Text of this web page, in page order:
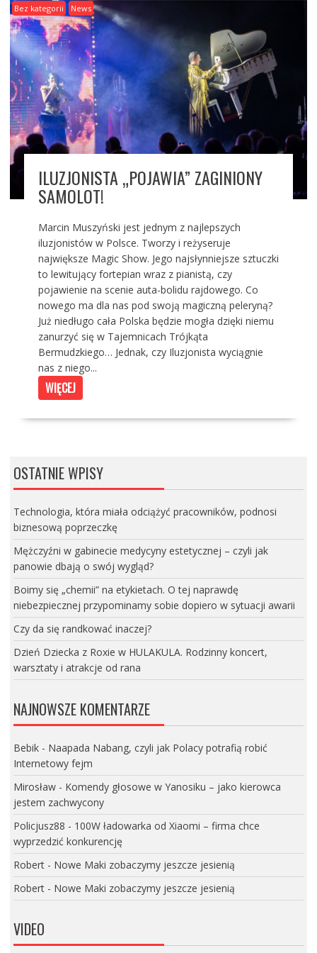
Bez kategorii News
ILUZJONISTA „POJAWIA” ZAGINIONY
SAMOLOT!
Marcin Muszyński jest jednym z najlepszych
iluzjonistów w Polsce. Tworzy i reżyseruje
największe Magic Show. Jego najsłynniejsze sztuczki
to lewitujący fortepian wraz z pianistą, czy
pojawienie na scenie auta-bolidu rajdowego. Co
nowego ma dla nas pod swoją magiczną peleryną?
Już niedługo cała Polska będzie mogła dzięki niemu
zanurzyć się w Tajemnicach Trójkąta
Bermudzkiego… Jednak, czy Iluzjonista wyciągnie
nas z niego...
WIĘCEJ
OSTATNIE WPISY
Technologia, która miała odciążyć pracowników, podnosi
biznesową poprzeczkę
Mężczyźni w gabinecie medycyny estetycznej – czyli jak
panowie dbają o swój wygląd?
Boimy się „chemii” na etykietach. O tej naprawdę
niebezpiecznej przypominamy sobie dopiero w sytuacji awarii
Czy da się randkować inaczej?
Dzień Dziecka z Roxie w HULAKULA. Rodzinny koncert,
warsztaty i atrakcje od rana
NAJNOWSZE KOMENTARZE
Bebik- Naapada Nabang, czyli jak Polacy potrafią robić
Internetowy fejm
Mirosław- Komendy głosowe w Yanosiku – jako kierowca
jestem zachwycony
Policjusz88 - 100W ładowarka od Xiaomi – firma chce
wyprzedzić konkurencję
Robert- Nowe Maki zobaczymy jeszcze jesienią
Robert- Nowe Maki zobaczymy jeszcze jesienią
VIDEO